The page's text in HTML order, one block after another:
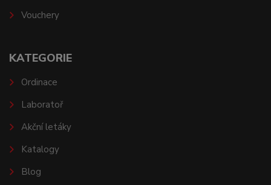
Vouchery
KATEGORIE
Ordinace
Laboratoř
Akční letáky
Katalogy
Blog